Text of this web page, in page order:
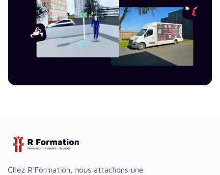
Chez R'Formation, nous attachons une